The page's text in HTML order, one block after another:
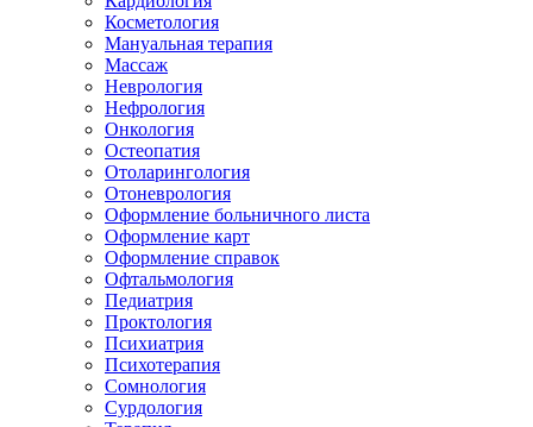
Косметология
Мануальная терапия
Массаж
Неврология
Нефрология
Онкология
Остеопатия
Отоларингология
Отоневрология
Оформление больничного листа
Оформление карт
Оформление справок
Офтальмология
Педиатрия
Проктология
Психиатрия
Психотерапия
Сомнология
Сурдология